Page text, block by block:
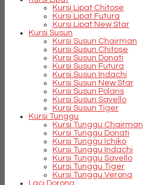
Kursi Lipat Chitose
Kursi Lipat Futura
Kursi Lipat New Star
Kursi Susun
Kursi Susun Chairman
Kursi Susun Chitose
Kursi Susun Donati
Kursi Susun Futura
Kursi Susun Indachi
Kursi Susun New Star
Kursi Susun Polaris
Kursi Susun Savello
Kursi Susun Tiger
Kursi Tunggu
Kursi Tunggu Chairman
Kursi Tunggu Donati
Kursi Tunggu Ichiko
Kursi Tunggu Indachi
Kursi Tunggu Savello
Kursi Tunggu Tiger
Kursi Tunggu Verona
Laci Dorong